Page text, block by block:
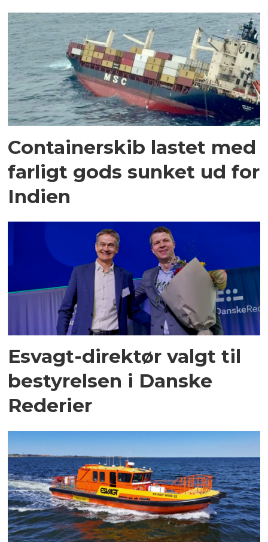
Containerskib lastet med
farligt gods sunket ud for
Indien
Esvagt-direktør valgt til
bestyrelsen i Danske
Rederier